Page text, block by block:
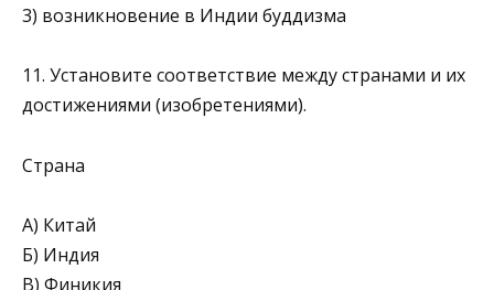
3) возникновение в Индии буддизма
11. Установите соответствие между странами и их
достижениями (изобретениями).
Страна
А) Китай
Б) Индия
В) Финикия